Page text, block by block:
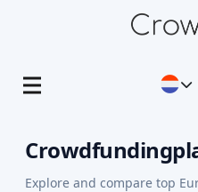
Explore and compare top